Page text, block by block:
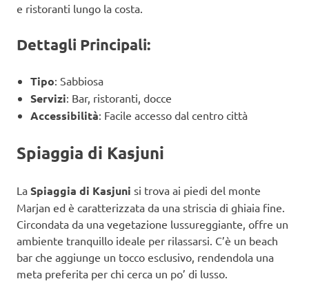
e ristoranti lungo la costa.
Dettagli Principali:
Tipo: Sabbiosa
Servizi: Bar, ristoranti, docce
Accessibilità: Facile accesso dal centro città
Spiaggia di Kasjuni
La Spiaggia di Kasjuni si trova ai piedi del monte
Marjan ed è caratterizzata da una striscia di ghiaia fine.
Circondata da una vegetazione lussureggiante, offre un
ambiente tranquillo ideale per rilassarsi. C’è un beach
bar che aggiunge un tocco esclusivo, rendendola una
meta preferita per chi cerca un po’ di lusso.